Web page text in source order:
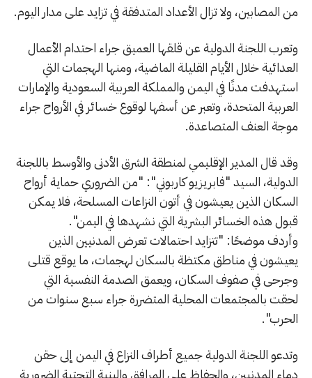
من المصابين، ولا تزال الأعداد المتدفقة في تزايد على مدار اليوم.
وتعرب اللجنة الدولية عن قلقها العميق جراء احتدام الأعمال
العدائية خلال الأيام القليلة الماضية، ومنها الهجمات التي
استهدفت مدنًا في اليمن والمملكة العربية السعودية والإمارات
العربية المتحدة، وتعبر عن أسفها لوقوع خسائر في الأرواح جراء
موجة العنف المتصاعدة.
وقد قال المدير الإقليمي لمنطقة الشرق الأدنى والأوسط باللجنة
الدولية، السيد "فابريزيو كاربوني": "من الضروري حماية أرواح
السكان الذين يعيشون في أتون النزاعات المسلحة، فلا يمكن
قبول هذه الخسائر البشرية التي نشهدها في اليمن".
وأردف موضحًا: "تتزايد احتمالات تعرض المدنيين الذين
يعيشون في مناطق مكتظة بالسكان لهجمات، ما يوقع قتلى
وجرحى في صفوف السكان، ويعمق الصدمة النفسية التي
لحقت بالمجتمعات المحلية المتضررة جراء سبع سنوات من
الحرب".
وتدعو اللجنة الدولية جميع أطراف النزاع في اليمن إلى حقن
دماء المدنيين، والحفاظ على المرافق والبنية التحتية الضرورية